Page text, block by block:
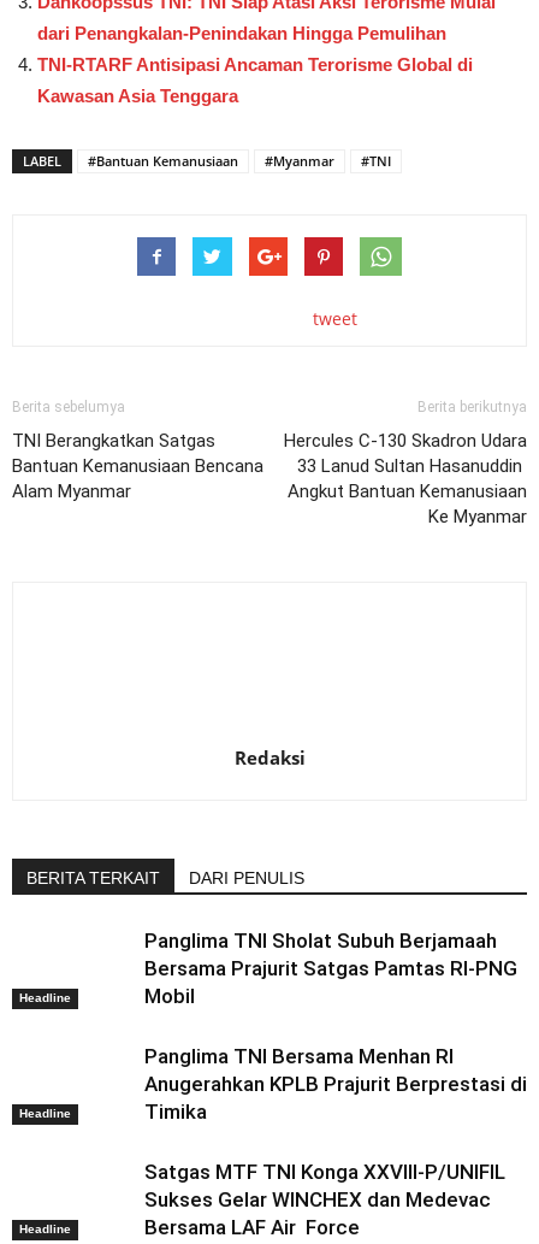
dari Penangkalan-Penindakan Hingga Pemulihan
TNI-RTARF Antisipasi Ancaman Terorisme Global di
Kawasan Asia Tenggara
LABEL #Bantuan Kemanusiaan #Myanmar #TNI
tweet
Berita sebelumya
TNI Berangkatkan Satgas
Bantuan Kemanusiaan Bencana
Alam Myanmar
Berita berikutnya
Hercules C-130 Skadron Udara
33 Lanud Sultan Hasanuddin
Angkut Bantuan Kemanusiaan
Ke Myanmar
Redaksi
BERITA TERKAIT DARI PENULIS
Headline
Panglima TNI Sholat Subuh Berjamaah
Bersama Prajurit Satgas Pamtas RI-PNG
Mobil
Headline
Panglima TNI Bersama Menhan RI
Anugerahkan KPLB Prajurit Berprestasi di
Timika
Headline
Satgas MTF TNI Konga XXVIII-P/UNIFIL
Sukses Gelar WINCHEX dan Medevac
Bersama LAF Air Force